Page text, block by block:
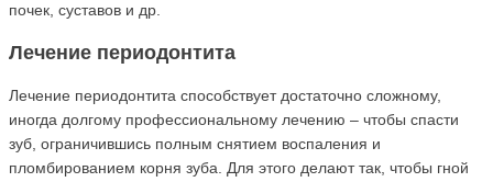
почек, суставов и др.
Лечение периодонтита
Лечение периодонтита способствует достаточно сложному,
иногда долгому профессиональному лечению – чтобы спасти
зуб, ограничившись полным снятием воспаления и
пломбированием корня зуба. Для этого делают так, чтобы гной